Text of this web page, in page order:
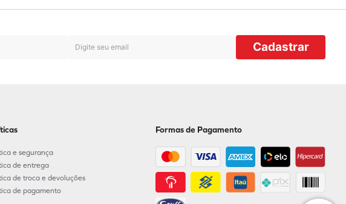
Cadastrar
e segurança
de entrega
de troca e devoluções
de pagamento
Formas de Pagamento